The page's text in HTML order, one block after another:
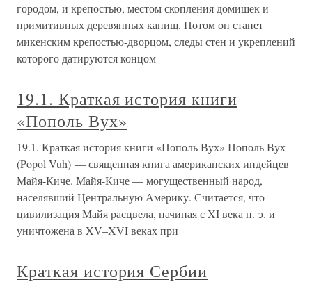
городом, и крепостью, местом скопления домишек и
примитивных деревянных капищ. Потом он станет
микенским крепостью-дворцом, следы стен и укреплений
которого датируются концом
19.1. Краткая история книги
«Пополь Вух»
19.1. Краткая история книги «Пополь Вух» Пополь Вух
(Popol Vuh) — священная книга американских индейцев
Майя-Киче. Майя-Киче — могущественный народ,
населявший Центральную Америку. Считается, что
цивилизация Майя расцвела, начиная с XI века н. э. и
уничтожена в XV–XVI веках при
Краткая история Сербии